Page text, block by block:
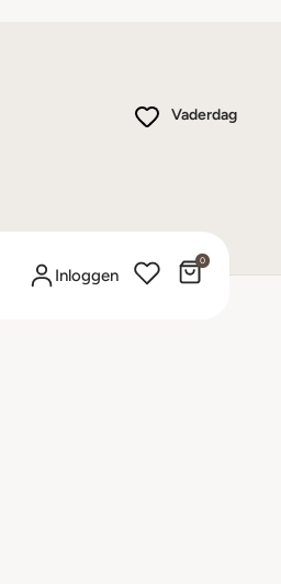
Vaderdag
Inloggen
0